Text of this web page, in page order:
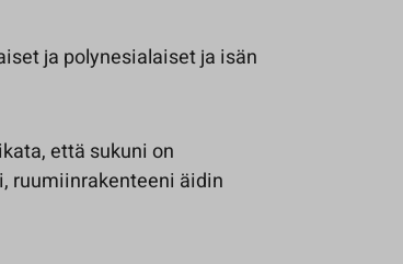
ja polynesialaiset ja isän
että sukuni on
ruumiinrakenteeni äidin